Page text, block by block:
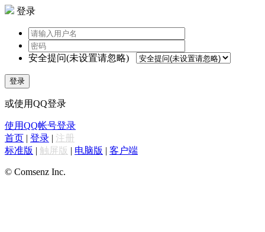
登录
安全提问(未设置请忽略)
登录
或使用QQ登录
使用QQ帐号登录
首页 | 登录 | 注册
标准版 | 触屏版 | 电脑版 | 客户端
© Comsenz Inc.